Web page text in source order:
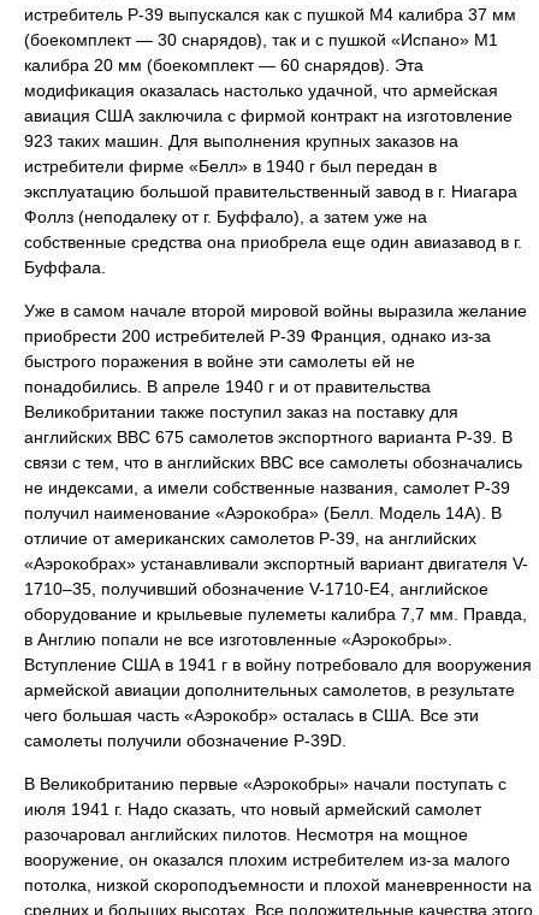
истребитель Р-39 выпускался как с пушкой М4 калибра 37 мм
(боекомплект — 30 снарядов), так и с пушкой «Испано» М1
калибра 20 мм (боекомплект — 60 снарядов). Эта
модификация оказалась настолько удачной, что армейская
авиация США заключила с фирмой контракт на изготовление
923 таких машин. Для выполнения крупных заказов на
истребители фирме «Белл» в 1940 г был передан в
эксплуатацию большой правительственный завод в г. Ниагара
Фоллз (неподалеку от г. Буффало), а затем уже на
собственные средства она приобрела еще один авиазавод в г.
Буффала.
Уже в самом начале второй мировой войны выразила желание
приобрести 200 истребителей Р-39 Франция, однако из-за
быстрого поражения в войне эти самолеты ей не
понадобились. В апреле 1940 г и от правительства
Великобритании также поступил заказ на поставку для
английских ВВС 675 самолетов экспортного варианта Р-39. В
связи с тем, что в английских ВВС все самолеты обозначались
не индексами, а имели собственные названия, самолет Р-39
получил наименование «Аэрокобра» (Белл. Модель 14А). В
отличие от американских самолетов Р-39, на английских
«Аэрокобрах» устанавливали экспортный вариант двигателя V-
1710–35, получивший обозначение V-1710-Е4, английское
оборудование и крыльевые пулеметы калибра 7,7 мм. Правда,
в Англию попали не все изготовленные «Аэрокобры».
Вступление США в 1941 г в войну потребовало для вооружения
армейской авиации дополнительных самолетов, в результате
чего большая часть «Аэрокобр» осталась в США. Все эти
самолеты получили обозначение Р-39D.
В Великобританию первые «Аэрокобры» начали поступать с
июля 1941 г. Надо сказать, что новый армейский самолет
разочаровал английских пилотов. Несмотря на мощное
вооружение, он оказался плохим истребителем из-за малого
потолка, низкой скороподъемности и плохой маневренности на
средних и больших высотах. Все положительные качества этого